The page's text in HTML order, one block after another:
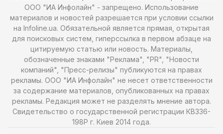
ООО "ИА Инфолайн" - запрещено. Использование
материалов и новостей разрешается при условии ссылки
на Infoline.ua. Обязательной является прямая, открытая
для поисковых систем, гиперссылка в первом абзаце на
цитируемую статью или новость. Материалы,
обозначенные знаками "Реклама", "PR", "Новости
компаний", "Пресс-релизы" публикуются на правах
рекламы. ООО "ИА Инфолайн" не несет ответственности
за содержание материалов, опубликованных на правах
рекламы. Редакция может не разделять мнение автора.
Свидетельство о государственной регистрации КВ336-
198Р г. Киев 2014 года.